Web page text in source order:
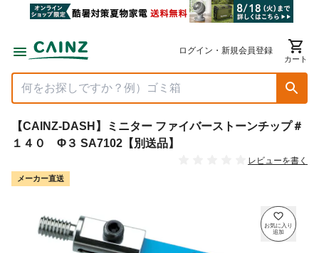
ログイン・新規会員登録
カート
【CAINZ-DASH】ミニター ファイバーストーンチップ＃
１４０ Φ３ SA7102【別送品】
レビューを書く
メーカー直送